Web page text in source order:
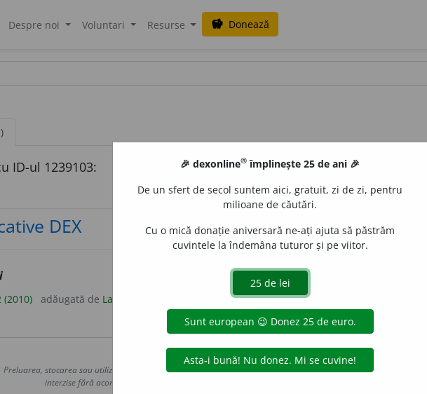
Despre noi Voluntari Resurse savings Donează
ID-ul 1239103:
DEX
(2010) adăugată de LauraGellner
Copyright © 2004-2026 dexonline (https://dexonline.ro)
Preluarea, stocarea sau utilizarea datelor de pe acest site, inclusiv prin orice metode de extragere automată
interzise fără acordul nostru prealabil scris, cu excepția seturilor de date oferite oficial spre utilizare
🎉 dexonline® împlinește 25 de ani 🎉
De un sfert de secol suntem aici, gratuit, zi de zi, pentru
milioane de căutări.
Cu o mică donație aniversară ne-ați ajuta să păstrăm
cuvintele la îndemâna tuturor și pe viitor.